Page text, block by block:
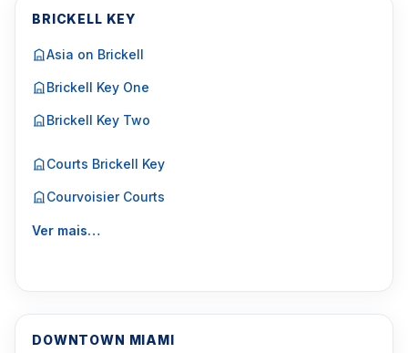
BRICKELL KEY
Asia on Brickell
Brickell Key One
Brickell Key Two
Courts Brickell Key
Courvoisier Courts
Ver mais…
DOWNTOWN MIAMI